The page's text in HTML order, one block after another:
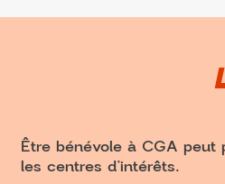
Être bénévole à CGA
les centres d’intérêts.